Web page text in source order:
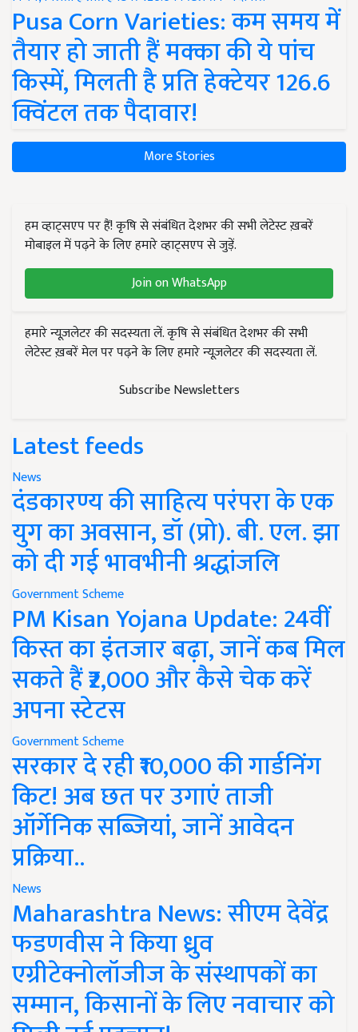
Pusa Corn Varieties: कम समय में
तैयार हो जाती हैं मक्का की ये पांच
किस्में, मिलती है प्रति हेक्टेयर 126.6
क्विंटल तक पैदावार!
More Stories
हम व्हाट्सएप पर हैं! कृषि से संबंधित देशभर की सभी लेटेस्ट ख़बरें
मोबाइल में पढ़ने के लिए हमारे व्हाट्सएप से जुड़ें.
Join on WhatsApp
हमारे न्यूज़लेटर की सदस्यता लें. कृषि से संबंधित देशभर की सभी
लेटेस्ट ख़बरें मेल पर पढ़ने के लिए हमारे न्यूज़लेटर की सदस्यता लें.
Subscribe Newsletters
Latest feeds
News
दंडकारण्य की साहित्य परंपरा के एक
युग का अवसान, डॉ (प्रो). बी. एल. झा
को दी गई भावभीनी श्रद्धांजलि
Government Scheme
PM Kisan Yojana Update: 24वीं
किस्त का इंतजार बढ़ा, जानें कब मिल
सकते हैं ₹2,000 और कैसे चेक करें
अपना स्टेटस
Government Scheme
सरकार दे रही ₹10,000 की गार्डनिंग
किट! अब छत पर उगाएं ताजी
ऑर्गेनिक सब्जियां, जानें आवेदन
प्रक्रिया..
News
Maharashtra News: सीएम देवेंद्र
फडणवीस ने किया ध्रुव
एग्रीटेक्नोलॉजीज के संस्थापकों का
सम्मान, किसानों के लिए नवाचार को